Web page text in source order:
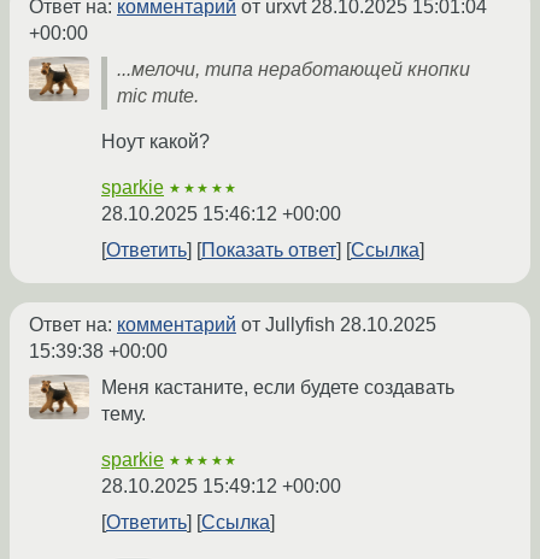
Ответ на: комментарий от urxvt 28.10.2025 15:01:04
+00:00
...мелочи, типа неработающей кнопки
mic mute.
Ноут какой?
sparkie ★★★★★
28.10.2025 15:46:12 +00:00
Ответить
Показать ответ Ссылка
Ответ на: комментарий от Jullyfish 28.10.2025
15:39:38 +00:00
Меня кастаните, если будете создавать
тему.
sparkie ★★★★★
28.10.2025 15:49:12 +00:00
Ответить
Ссылка